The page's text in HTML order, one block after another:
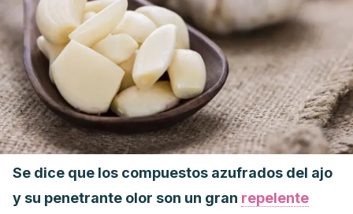
Se dice que los compuestos azufrados del ajo
y su penetrante olor son un gran repelente